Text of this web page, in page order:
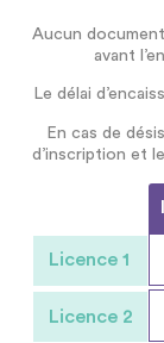
Aucun
avant
Le délai
En cas de
d’inscription et
Licence 1
Licence 2